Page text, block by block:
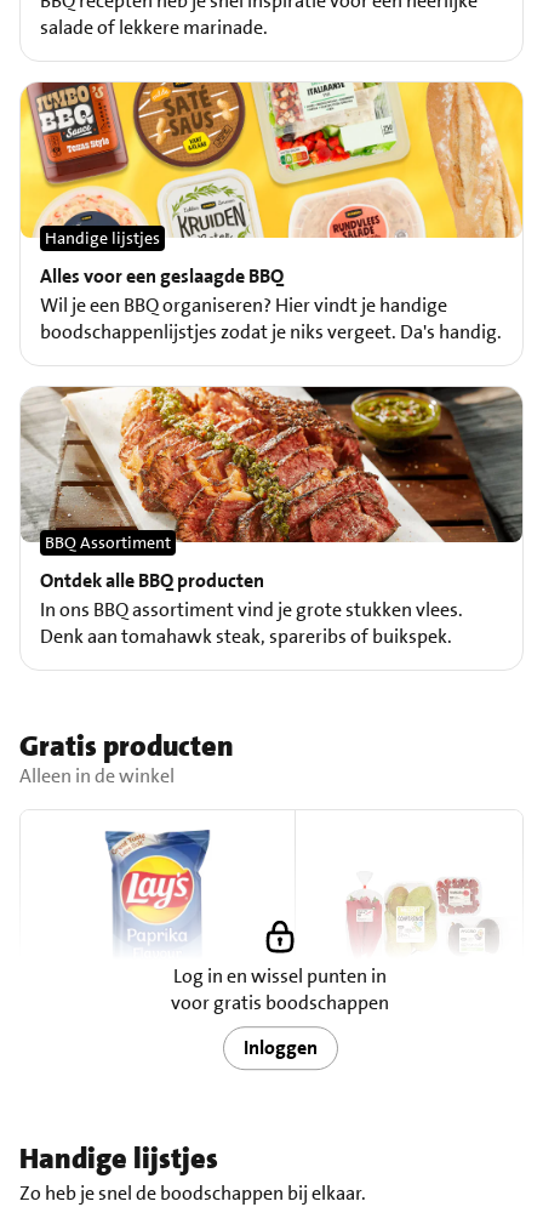
salade of lekkere marinade.
Alles voor een geslaagde BBQ
Handige lijstjes
Wil je een BBQ organiseren? Hier vindt je handige
boodschappenlijstjes zodat je niks vergeet. Da's handig.
Ontdek alle BBQ producten
BBQ Assortiment
In ons BBQ assortiment vind je grote stukken vlees.
Denk aan tomahawk steak, spareribs of buikspek.
Gratis producten
Alleen in de winkel
Log in en wissel punten in
voor gratis boodschappen
Inloggen
Handige lijstjes
Zo heb je snel de boodschappen bij elkaar.